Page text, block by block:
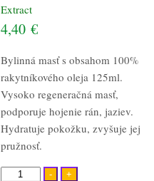
Extract
4,40 €
Bylinná masť s obsahom 100%
rakytníkového oleja 125ml.
Vysoko regeneračná masť,
podporuje hojenie rán, jaziev.
Hydratuje pokožku, zvyšuje jej
pružnosť.
-
množstvo
+